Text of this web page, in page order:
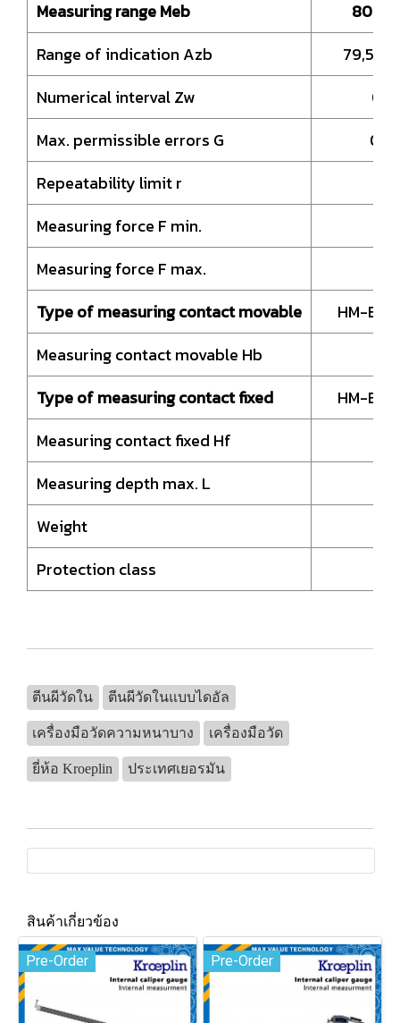
Measuring range Meb
80 –
Range of indication Azb
79,5 –
Numerical interval Zw
Max. permissible errors G
Repeatability limit r
Measuring force F min.
Measuring force F max.
Type of measuring contact movable
HM-
Measuring contact movable Hb
Type of measuring contact fixed
HM-
Measuring contact fixed Hf
Measuring depth max. L
Weight
Protection class
ตีนผีวัดใน ตีนผีวัดในแบบไดอัล
เครื่องมือวัดความหนาบาง เครื่องมือวัด
ยี่ห้อ Kroeplin ประเทศเยอรมัน
สินค้าเกี่ยวข้อง
Pre-Order Pre-Order